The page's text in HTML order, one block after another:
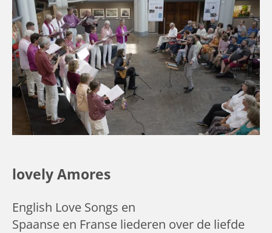
lovely Amores
English Love Songs en
Spaanse en Franse liederen over de liefde